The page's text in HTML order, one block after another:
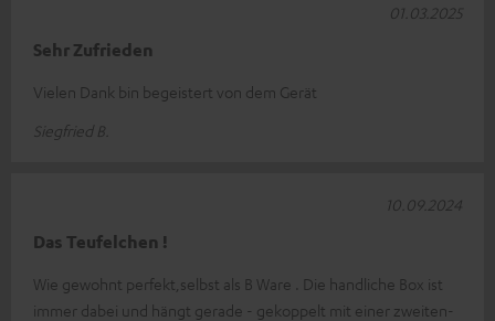
Sehr Zufrieden
Vielen Dank bin begeistert von dem Gerät
Siegfried B.
01.03.2025
Das Teufelchen !
Wie gewohnt perfekt,selbst als B Ware . Die handliche Box ist
immer dabei und hängt gerade - gekoppelt mit einer zweiten-
10.09.2024